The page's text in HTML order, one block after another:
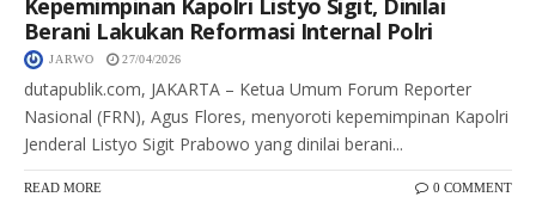
Kepemimpinan Kapolri Listyo Sigit, Dinilai
Berani Lakukan Reformasi Internal Polri
JARWO 27/04/2026
dutapublik.com, JAKARTA – Ketua Umum Forum Reporter
Nasional (FRN), Agus Flores, menyoroti kepemimpinan Kapolri
Jenderal Listyo Sigit Prabowo yang dinilai berani...
READ MORE 0 COMMENT